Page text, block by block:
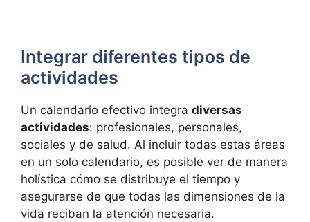
Integrar diferentes tipos de
actividades
Un calendario efectivo integra diversas
actividades: profesionales, personales,
sociales y de salud. Al incluir todas estas áreas
en un solo calendario, es posible ver de manera
holística cómo se distribuye el tiempo y
asegurarse de que todas las dimensiones de la
vida reciban la atención necesaria.